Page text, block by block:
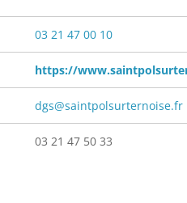
03 21 47 00 10
https://
dgs@saintpolsurternoise.fr
03 21 47 50 33